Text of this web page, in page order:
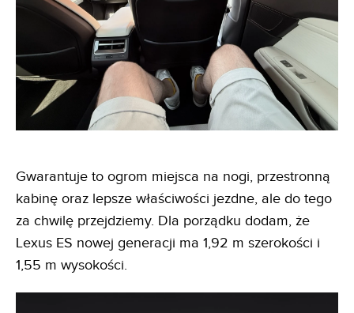
Gwarantuje to ogrom miejsca na nogi, przestronną
kabinę oraz lepsze właściwości jezdne, ale do tego
za chwilę przejdziemy. Dla porządku dodam, że
Lexus ES nowej generacji ma 1,92 m szerokości i
1,55 m wysokości.